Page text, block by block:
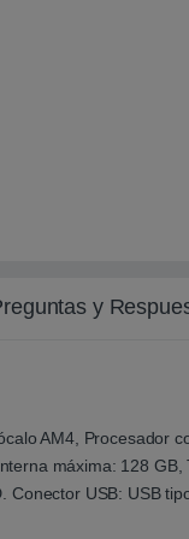
y
AM4, Procesador
máxima: 128
USB: USB